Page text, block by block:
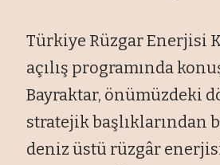
Türkiye Rüzgar Enerjisi
açılış programında
Bayraktar, önümüzdeki
stratejik başlıklarından
deniz üstü rüzgâr